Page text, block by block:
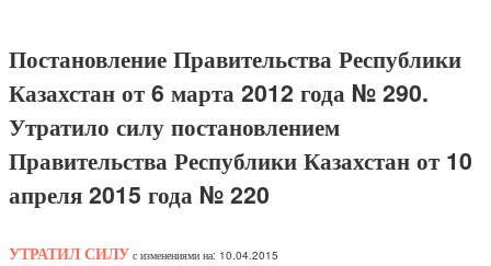
Постановление Правительства Республики
Казахстан от 6 марта 2012 года № 290.
Утратило силу постановлением
Правительства Республики Казахстан от 10
апреля 2015 года № 220
УТРАТИЛ СИЛУ с изменениями на: 10.04.2015